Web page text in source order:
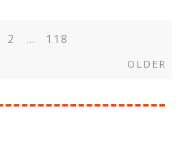
2 …
118
OLDER